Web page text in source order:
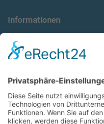
Informationen
Allgemeine
Datenschutzerklärung
Unser Seminarangebot